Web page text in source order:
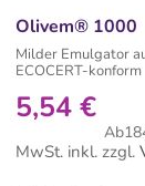
Olivem® 1000
Milder Emulgator
ECOCERT-konform
5,54 €
MwSt. inkl. zzgl.